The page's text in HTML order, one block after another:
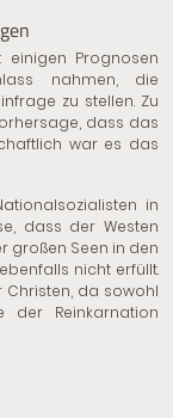
Prognosen
nahmen, die
zu stellen. Zu
dass das
war es das
in
dass der Westen
großen Seen in den
nicht erfüllt.
Christen, da sowohl
der Reinkarnation